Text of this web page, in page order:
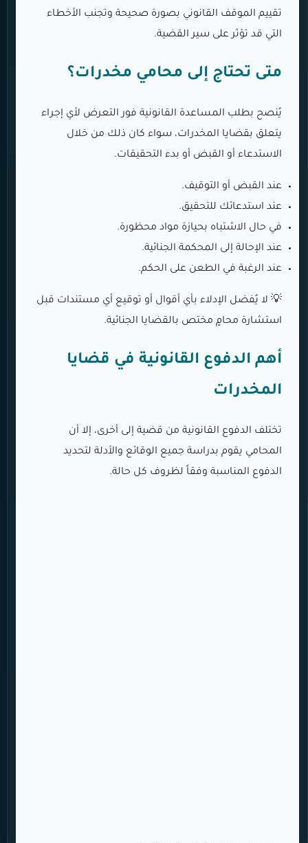
تقييم الموقف القانوني بصورة صحيحة وتجنب الأخطاء
التي قد تؤثر على سير القضية.
متى تحتاج إلى محامي مخدرات؟
يُنصح بطلب المساعدة القانونية فور التعرض لأي إجراء
يتعلق بقضايا المخدرات، سواء كان ذلك من خلال
الاستدعاء أو القبض أو بدء التحقيقات.
عند القبض أو التوقيف.
عند استدعائك للتحقيق.
في حال الاشتباه بحيازة مواد محظورة.
عند الإحالة إلى المحكمة الجنائية.
عند الرغبة في الطعن على الحكم.
💡 لا يُفضل الإدلاء بأي أقوال أو توقيع أي مستندات قبل
استشارة محامٍ مختص بالقضايا الجنائية.
أهم الدفوع القانونية في قضايا
المخدرات
تختلف الدفوع القانونية من قضية إلى أخرى، إلا أن
المحامي يقوم بدراسة جميع الوقائع والأدلة لتحديد
الدفوع المناسبة وفقاً لظروف كل حالة.